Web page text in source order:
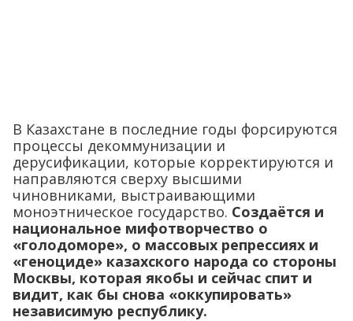
В Казахстане в последние годы форсируются
процессы декоммунизации и
дерусификации, которые корректируются и
направляются сверху высшими
чиновниками, выстраивающими
моноэтническое государство. Создаётся и
национальное мифотворчество о
«голодоморе», о массовых репрессиях и
«геноциде» казахского народа со стороны
Москвы, которая якобы и сейчас спит и
видит, как бы снова «оккупировать»
независимую республику.